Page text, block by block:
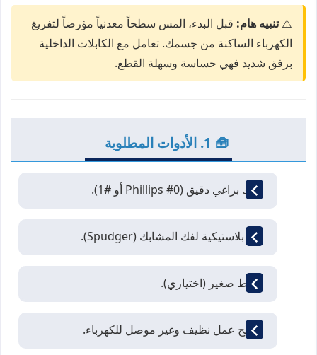
⚠️تنبيه هام: قبل البدء، المس سطحاً معدنياً مؤرضاً لتفريغ
الكهرباء الساكنة من جسمك. تعامل مع الكابلات الداخلية
برفق شديد فهي حساسة وسهلة القطع.
🧰 1. الأدوات المطلوبة
مفك براغي دقيق (Phillips #0 أو #1).
أداة بلاستيكية لفك المشابك (Spudger).
ملقط صغير (اختياري).
سطح عمل نظيف وغير موصل للكهرباء.